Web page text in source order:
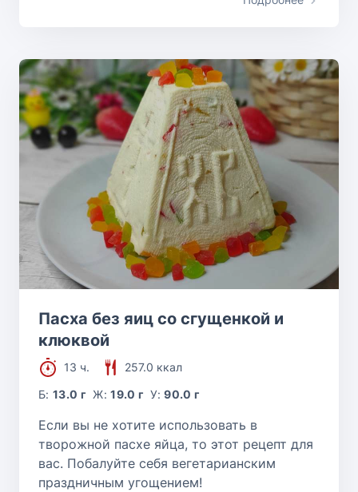
Пасха без яиц со сгущенкой и
клюквой
13 ч.
257.0 ккал
Б:13.0 г Ж:19.0 г У:90.0 г
Если вы не хотите использовать в
творожной пасхе яйца, то этот рецепт для
вас. Побалуйте себя вегетарианским
праздничным угощением!